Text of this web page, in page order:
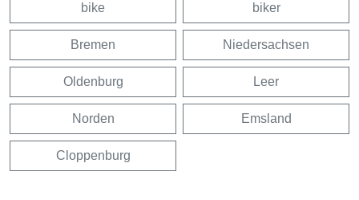
bike biker
Bremen Niedersachsen
Oldenburg Leer
Norden Emsland
Cloppenburg